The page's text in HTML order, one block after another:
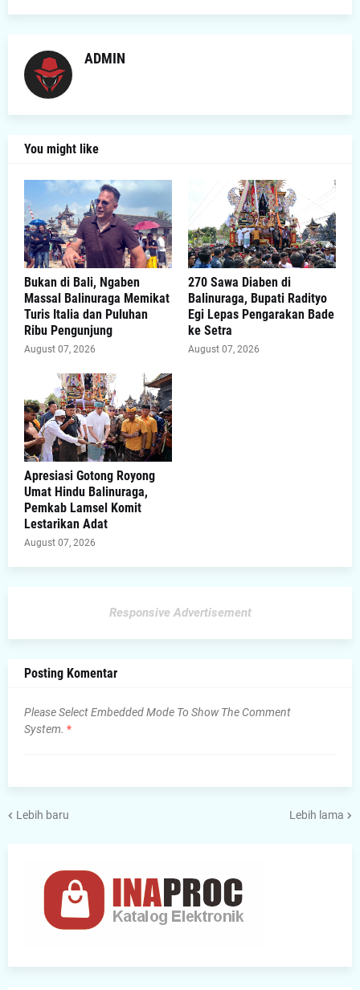
ADMIN
You might like
Bukan di Bali, Ngaben
Massal Balinuraga Memikat
Turis Italia dan Puluhan
Ribu Pengunjung
August 07, 2026
270 Sawa Diaben di
Balinuraga, Bupati Radityo
Egi Lepas Pengarakan Bade
ke Setra
August 07, 2026
Apresiasi Gotong Royong
Umat Hindu Balinuraga,
Pemkab Lamsel Komit
Lestarikan Adat
August 07, 2026
Responsive Advertisement
Posting Komentar
Please Select Embedded Mode To Show The Comment
System. *
Lebih baru Lebih lama